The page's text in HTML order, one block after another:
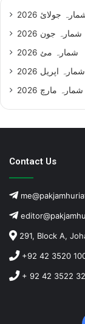
جولائ 2026
شمارہ جون 2026
شمارہ مئ 2026
شمارہ اپریل 2026
شمارہ مارچ 2026
Contact Us
291, Block A,
+92 42 3520
+ 92 42 3522